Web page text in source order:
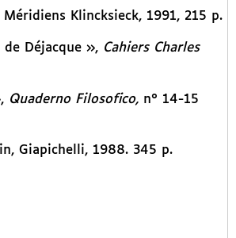
Méridiens Klincksieck, 1991, 215 p.
de Déjacque », Cahiers Charles
Quaderno Filosofico,n° 14-15
Giapichelli, 1988. 345 p.